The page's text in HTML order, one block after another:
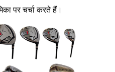
पर चर्चा करते हैं।